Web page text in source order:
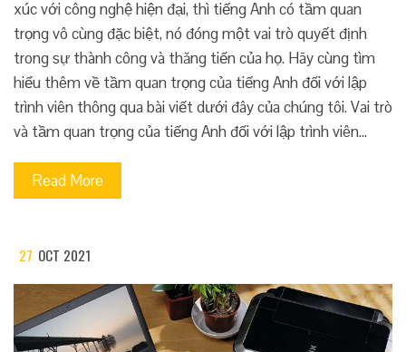
xúc với công nghệ hiện đại, thì tiếng Anh có tầm quan
trọng vô cùng đặc biệt, nó đóng một vai trò quyết định
trong sự thành công và thăng tiến của họ. Hãy cùng tìm
hiểu thêm về tầm quan trọng của tiếng Anh đối với lập
trình viên thông qua bài viết dưới đây của chúng tôi. Vai trò
và tầm quan trọng của tiếng Anh đối với lập trình viên…
Read More
27 OCT 2021